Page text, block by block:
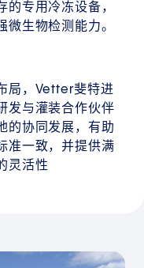
专用冷冻设备，
微生物检测能力。
局，Vetter斐特进
发与灌装合作伙伴
的协同发展，有助
准一致，并提供满
灵活性